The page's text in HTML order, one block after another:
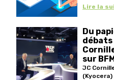
Lire la
Du
débats
sur
JC
(Kyocera)